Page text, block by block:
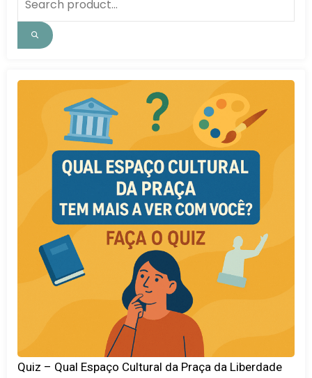
Quiz – Qual Espaço Cultural da Praça da Liberdade